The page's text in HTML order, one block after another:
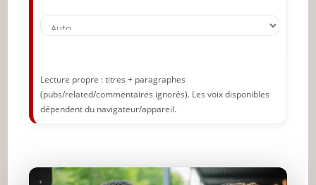
Lecture propre : titres + paragraphes
(pubs/related/commentaires ignorés). Les voix disponibles
dépendent du navigateur/appareil.